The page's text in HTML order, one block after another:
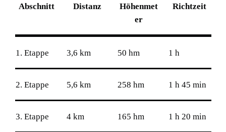
Abschnitt Distanz
Höhenmet
er
Richtzeit
1. Etappe 3,6 km 50 hm 1 h
2. Etappe 5,6 km 258 hm 1 h 45 min
3. Etappe 4 km 165 hm 1 h 20 min